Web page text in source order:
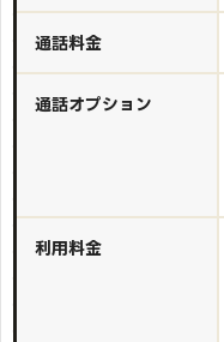
通話料金
通話オプション
利用料金